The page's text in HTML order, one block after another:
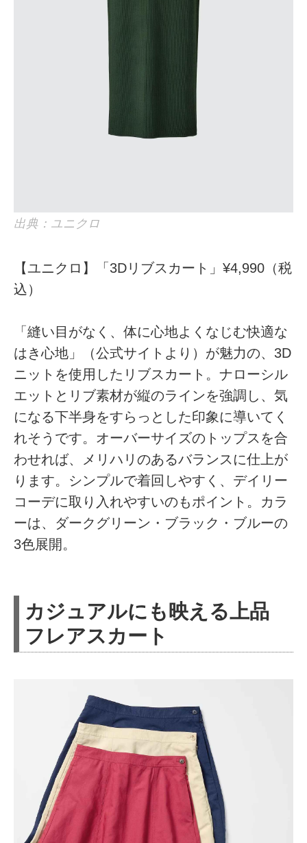
出典：ユニクロ
【ユニクロ】「3Dリブスカート」¥4,990（税
込）
「縫い目がなく、体に心地よくなじむ快適な
はき心地」（公式サイトより）が魅力の、3D
ニットを使用したリブスカート。ナローシル
エットとリブ素材が縦のラインを強調し、気
になる下半身をすらっとした印象に導いてく
れそうです。オーバーサイズのトップスを合
わせれば、メリハリのあるバランスに仕上が
ります。シンプルで着回しやすく、デイリー
コーデに取り入れやすいのもポイント。カラ
ーは、ダークグリーン・ブラック・ブルーの
3色展開。
カジュアルにも映える上品
フレアスカート